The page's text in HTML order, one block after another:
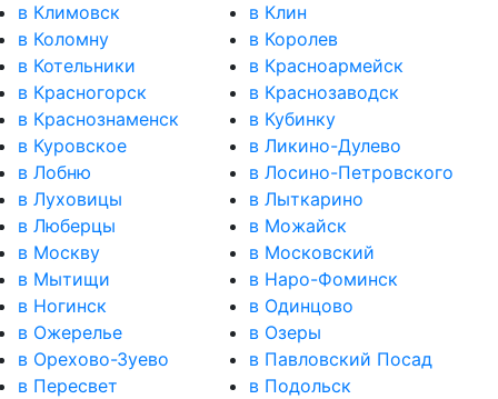
в Климовск
в Клин
в Коломну
в Королев
в Котельники
в Красноармейск
в Красногорск
в Краснозаводск
в Краснознаменск
в Кубинку
в Куровское
в Ликино-Дулево
в Лобню
в Лосино-Петровского
в Луховицы
в Лыткарино
в Люберцы
в Можайск
в Москву
в Московский
в Мытищи
в Наро-Фоминск
в Ногинск
в Одинцово
в Ожерелье
в Озеры
в Орехово-Зуево
в Павловский Посад
в Пересвет
в Подольск